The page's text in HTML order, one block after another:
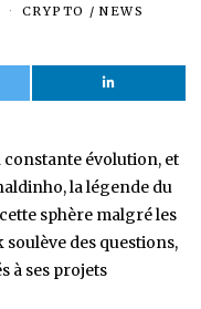
CRYPTO / NEWS
constante évolution, et
la légende du
sphère malgré les
des questions,
à ses projets